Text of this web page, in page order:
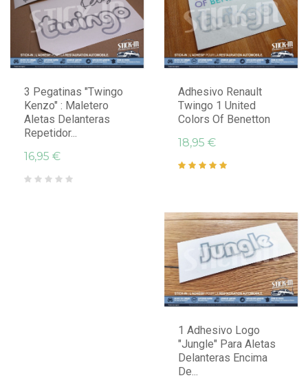
3 Pegatinas "Twingo
Kenzo" : Maletero
Aletas Delanteras
Repetidor...
16,95 €
Adhesivo Renault
Twingo 1 United
Colors Of Benetton
18,95 €
1 Adhesivo Logo
"Jungle" Para Aletas
Delanteras Encima
De...